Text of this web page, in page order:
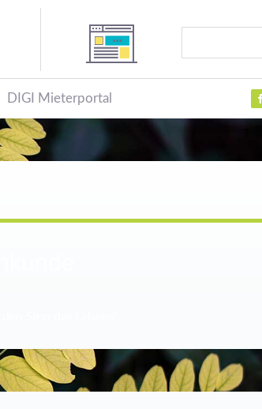
DIGI Mieterportal